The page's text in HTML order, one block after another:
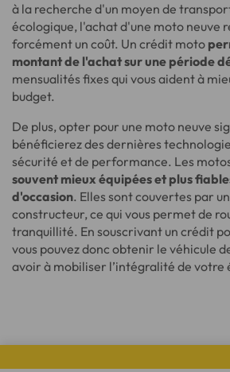
à la recherche d'un moyen de
écologique, l'achat d'une moto neuve
forcément un coût. Un crédit moto
montant de l'achat sur une période
mensualités fixes qui vous aident à
budget.
De plus, opter pour une moto neuve
bénéficierez des dernières
sécurité et de performance. Les
souvent mieux équipées et plus
d'occasion. Elles sont couvertes par
constructeur, ce qui vous permet de
tranquillité. En souscrivant un crédit
vous pouvez donc obtenir le véhicule
avoir à mobiliser l’intégralité de votre